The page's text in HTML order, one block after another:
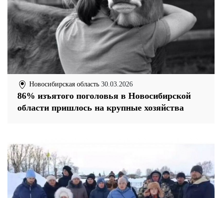
Новосибирская область 30.03.2026
86% изъятого поголовья в Новосибирской
области пришлось на крупные хозяйства